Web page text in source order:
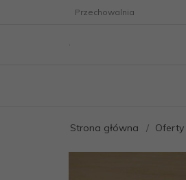
Przechowalnia
Strona główna